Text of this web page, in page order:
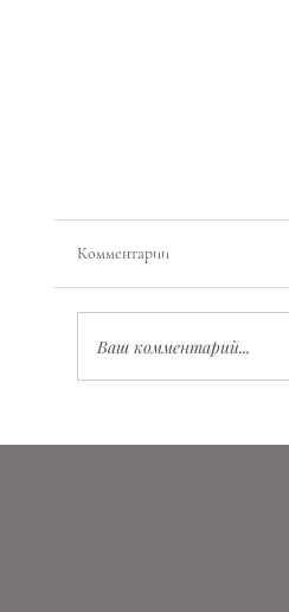
Комментарии
Ваш комментарий...